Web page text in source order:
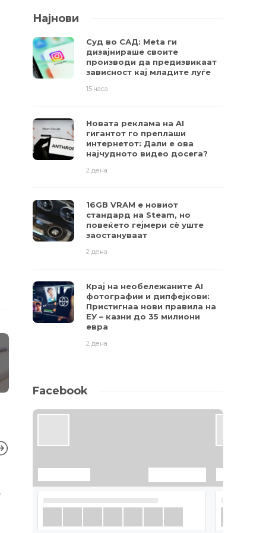
Најнови
Суд во САД: Meta ги
дизајнираше своите
производи да предизвикаат
зависност кај младите луѓе
15 часа
Новата реклама на AI
гигантот го преплаши
интернетот: Дали е ова
најчудното видео досега?
2 дена
16GB VRAM е новиот
стандард на Steam, но
повеќето гејмери ​​сè уште
заостануваат
2 дена
Крај на необележаните AI
фотографии и дипфејкови:
Пристигнаа нови правила на
ЕУ – казни до 35 милиони
евра
2 дена
Facebook